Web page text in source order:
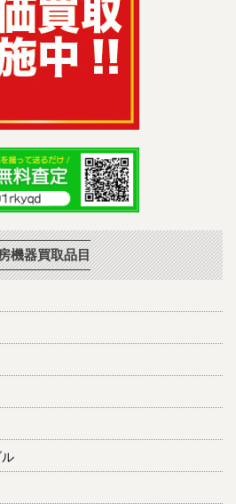
機器買取品目